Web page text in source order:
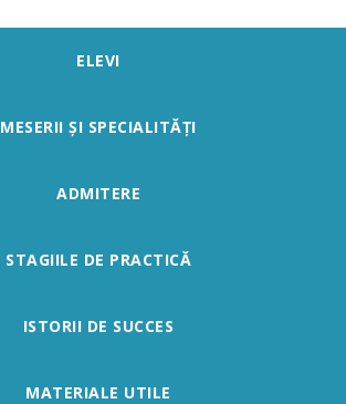
ELEVI
MESERII ȘI SPECIALITĂȚI
ADMITERE
STAGIILE DE PRACTICĂ
ISTORII DE SUCCES
MATERIALE UTILE